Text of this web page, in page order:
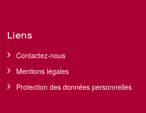
Liens
Contactez-nous
Mentions légales
Protection des données personnelles